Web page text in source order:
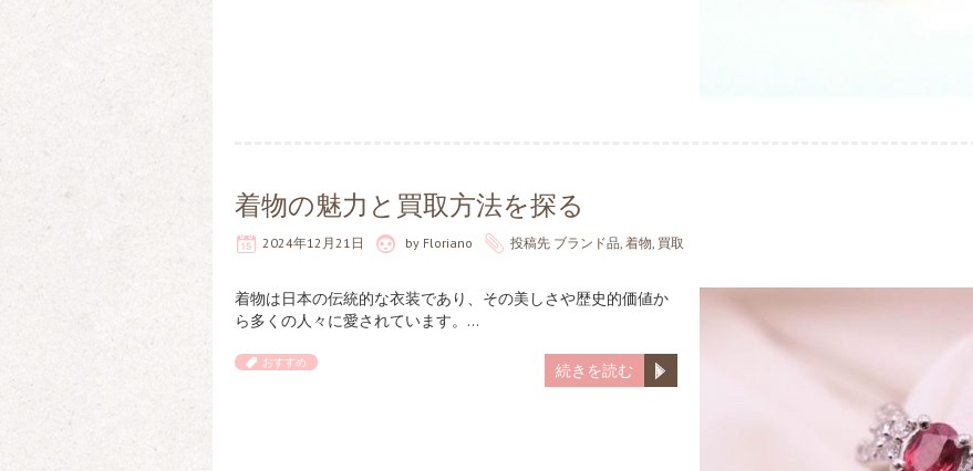
着物の魅力と買取方法を探る
2024年12月21日 by Floriano 投稿先 ブランド品, 着物, 買取
着物は日本の伝統的な衣装であり、その美しさや歴史的価値か
ら多くの人々に愛されています。…
続きを読む
おすすめ